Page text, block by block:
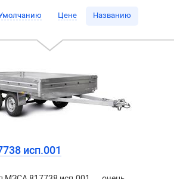
Цене Названию
исп.001